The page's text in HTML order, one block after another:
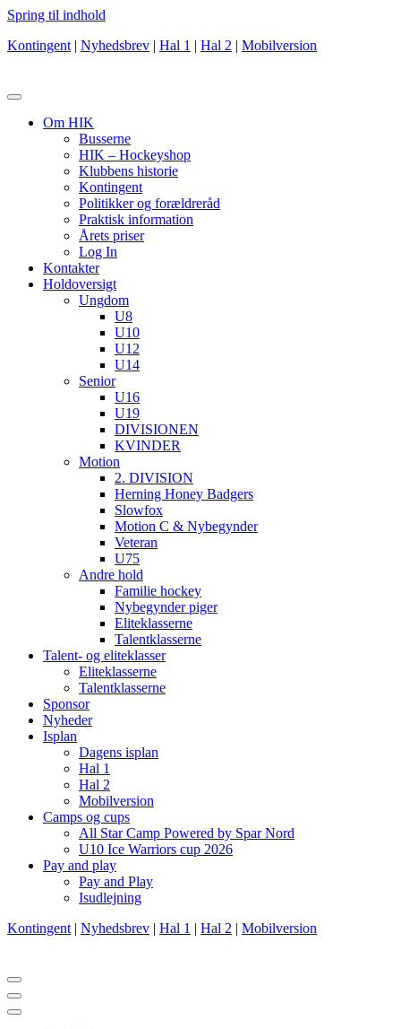
Spring til indhold
Kontingent | Nyhedsbrev | Hal 1 | Hal 2 | Mobilversion
Om HIK
Busserne
HIK – Hockeyshop
Klubbens historie
Kontingent
Politikker og forældreråd
Praktisk information
Årets priser
Log In
Kontakter
Holdoversigt
Ungdom
U8
U10
U12
U14
Senior
U16
U19
DIVISIONEN
KVINDER
Motion
2. DIVISION
Herning Honey Badgers
Slowfox
Motion C & Nybegynder
Veteran
U75
Andre hold
Familie hockey
Nybegynder piger
Eliteklasserne
Talentklasserne
Talent- og eliteklasser
Eliteklasserne
Talentklasserne
Sponsor
Nyheder
Isplan
Dagens isplan
Hal 1
Hal 2
Mobilversion
Camps og cups
All Star Camp Powered by Spar Nord
U10 Ice Warriors cup 2026
Pay and play
Pay and Play
Isudlejning
Kontingent | Nyhedsbrev | Hal 1 | Hal 2 | Mobilversion
Navigation
menu
Navigation
menu